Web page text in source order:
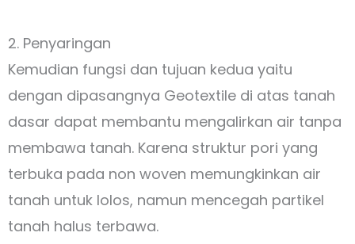
2. Penyaringan
Kemudian fungsi dan tujuan kedua yaitu
dengan dipasangnya Geotextile di atas tanah
dasar dapat membantu mengalirkan air tanpa
membawa tanah. Karena struktur pori yang
terbuka pada non woven memungkinkan air
tanah untuk lolos, namun mencegah partikel
tanah halus terbawa.